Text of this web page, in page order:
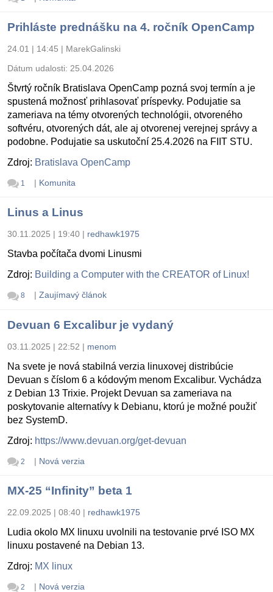
Prihláste prednášku na 4. ročník OpenCamp
24.01 | 14:45 | MarekGalinski
Dátum udalosti: 25.04.2026
Štvrtý ročník Bratislava OpenCamp pozná svoj termín a je
spustená možnosť prihlasovať príspevky. Podujatie sa
zameriava na témy otvorených technológii, otvoreného
softvéru, otvorených dát, ale aj otvorenej verejnej správy a
podobne. Podujatie sa uskutoční 25.4.2026 na FIIT STU.
Zdroj: Bratislava OpenCamp
1 | Komunita
Linus a Linus
30.11.2025 | 19:40 | redhawk1975
Stavba počítača dvomi Linusmi
Zdroj: Building a Computer with the CREATOR of Linux!
8 | Zaujímavý článok
Devuan 6 Excalibur je vydaný
03.11.2025 | 22:52 | menom
Na svete je nová stabilná verzia linuxovej distribúcie
Devuan s číslom 6 a kódovým menom Excalibur. Vychádza
z Debian 13 Trixie. Projekt Devuan sa zameriava na
poskytovanie alternatívy k Debianu, ktorú je možné použiť
bez SystemD.
Zdroj: https://www.devuan.org/get-devuan
2 | Nová verzia
MX-25 “Infinity” beta 1
22.09.2025 | 08:40 | redhawk1975
Ludia okolo MX linuxu uvolnili na testovanie prvé ISO MX
linuxu postavené na Debian 13.
Zdroj: MX linux
2 | Nová verzia